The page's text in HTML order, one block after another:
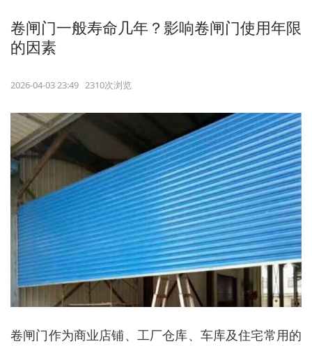
卷闸门一般寿命几年？影响卷闸门使用年限
的因素
2026-04-03 23:49 2310次浏览
卷闸门作为商业店铺、工厂仓库、车库及住宅常用的